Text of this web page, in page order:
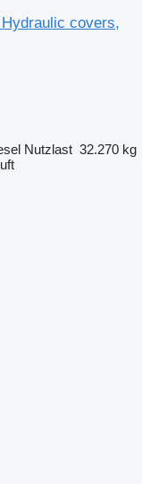
covers,
Nutzlast 32.270 kg